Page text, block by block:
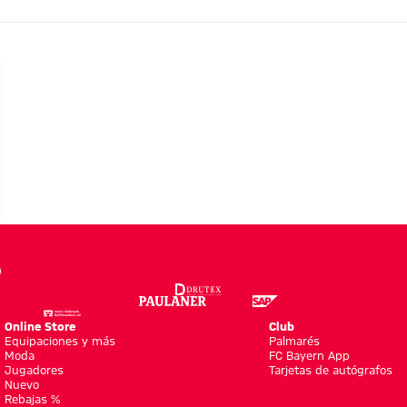
Online Store
Equipaciones y más
Moda
Jugadores
Nuevo
Rebajas %
Club
Palmarés
FC Bayern App
Tarjetas de autógrafos